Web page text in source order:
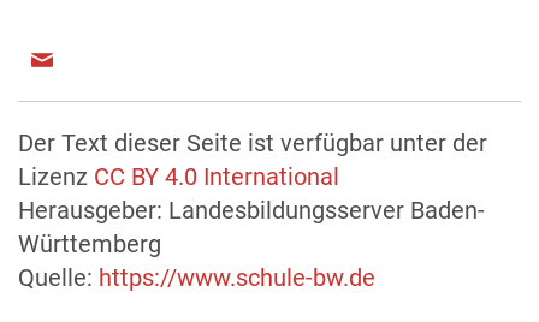
Der Text dieser Seite ist verfügbar unter der
Lizenz CC BY 4.0 International
Herausgeber: Landesbildungsserver Baden-
Württemberg
Quelle: https://www.schule-bw.de